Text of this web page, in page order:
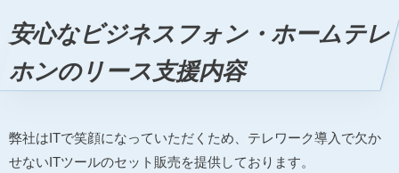
安心なビジネスフォン・ホームテレ
ホンのリース支援内容
弊社はITで笑顔になっていただくため、テレワーク導入で欠か
せないITツールのセット販売を提供しております。